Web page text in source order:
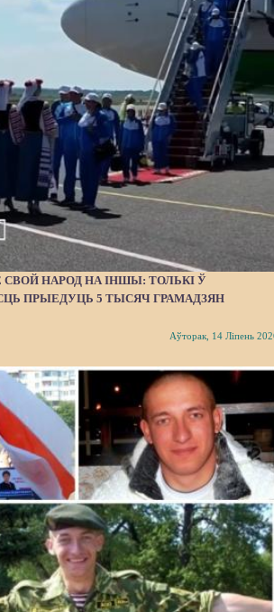
НАРОД НА ІНШЫ: ТОЛЬКІ Ў
ПРЫЕДУЦЬ 5 ТЫСЯЧ ГРАМАДЗЯН
Аўторак, 14 Ліпень